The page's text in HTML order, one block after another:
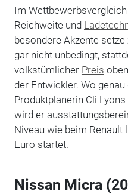
Im
Reichweite und
besondere Akzente
gar nicht unbedingt,
volkstümlicher Preis
der Entwickler. Wo
Produktplanerin Cli
wird er
Niveau wie beim Renault
Euro startet.
Nissan Micra